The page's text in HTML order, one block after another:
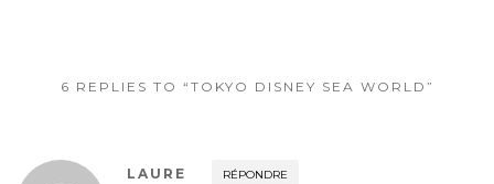
6 REPLIES TO “TOKYO DISNEY SEA WORLD”
LAURE RÉPONDRE